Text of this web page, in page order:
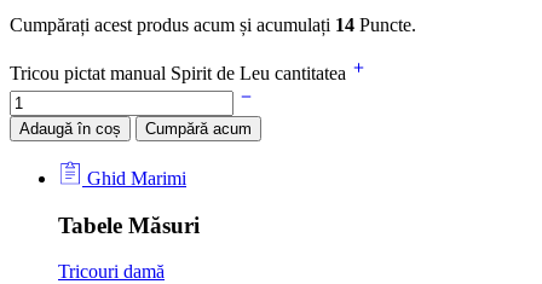
Cumpărați acest produs acum și acumulați 14 Puncte.
Tricou pictat manual Spirit de Leu cantitatea
Adaugă în coș Cumpără acum
Ghid Marimi
Tabele Măsuri
Tricouri damă